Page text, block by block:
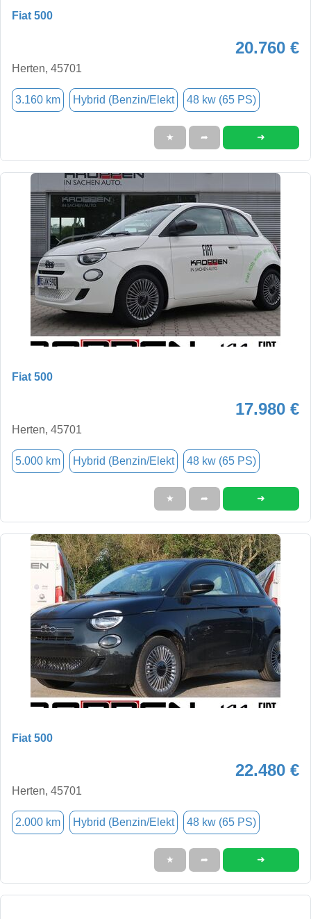
Fiat 500
20.760 €
Herten, 45701
3.160 km Hybrid (Benzin/Elekt 48 kw (65 PS)
★ ➦ ➜
Fiat 500
17.980 €
Herten, 45701
5.000 km Hybrid (Benzin/Elekt 48 kw (65 PS)
★ ➦ ➜
Fiat 500
22.480 €
Herten, 45701
2.000 km Hybrid (Benzin/Elekt 48 kw (65 PS)
★ ➦ ➜